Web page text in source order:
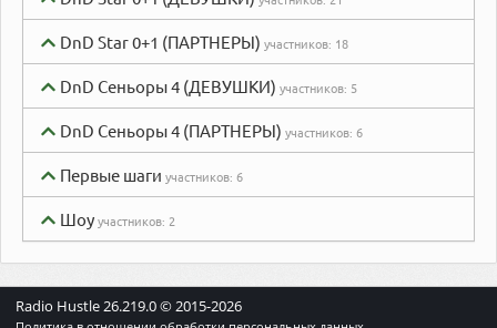
DnD Star 0+1 (ПАРТНЕРЫ) участников: 18
DnD Сеньоры 4 (ДЕВУШКИ) участников: 5
DnD Сеньоры 4 (ПАРТНЕРЫ) участников: 6
Первые шаги участников: 6
Шоуучастников: 2
Radio Hustle26.219.0© 2015-2026